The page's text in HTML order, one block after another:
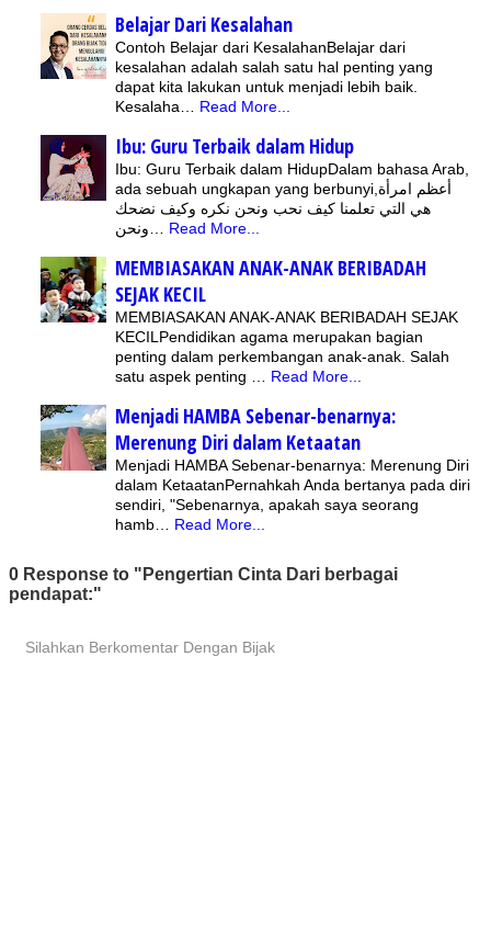
Belajar Dari Kesalahan
Contoh Belajar dari KesalahanBelajar dari
kesalahan adalah salah satu hal penting yang
dapat kita lakukan untuk menjadi lebih baik.
Kesalaha… Read More...
Ibu: Guru Terbaik dalam Hidup
Ibu: Guru Terbaik dalam HidupDalam bahasa Arab,
ada sebuah ungkapan yang berbunyi,أعظم امرأة
هي التي تعلمنا كيف نحب ونحن نكره وكيف نضحك
ونحن… Read More...
MEMBIASAKAN ANAK-ANAK BERIBADAH
SEJAK KECIL
MEMBIASAKAN ANAK-ANAK BERIBADAH SEJAK
KECILPendidikan agama merupakan bagian
penting dalam perkembangan anak-anak. Salah
satu aspek penting … Read More...
Menjadi HAMBA Sebenar-benarnya:
Merenung Diri dalam Ketaatan
Menjadi HAMBA Sebenar-benarnya: Merenung Diri
dalam KetaatanPernahkah Anda bertanya pada diri
sendiri, "Sebenarnya, apakah saya seorang
hamb… Read More...
0 Response to "Pengertian Cinta Dari berbagai
pendapat:"
Silahkan Berkomentar Dengan Bijak